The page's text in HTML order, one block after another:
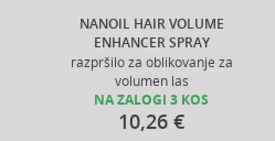
NANOIL HAIR VOLUME
ENHANCER SPRAY
razpršilo za oblikovanje za
volumen las
NA ZALOGI 3 KOS
10,26 €